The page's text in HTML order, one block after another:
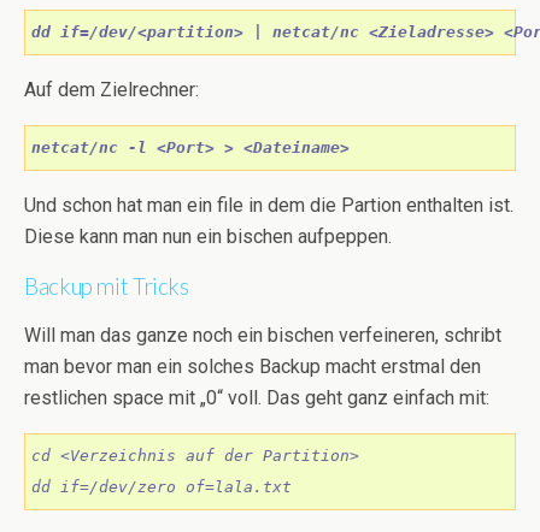
dd if=/dev/<partition> | netcat/nc <Zieladresse>
Auf dem Zielrechner:
netcat/nc -l <Port> > <Dateiname>
Und schon hat man ein file in dem die Partion enthalten ist.
Diese kann man nun ein bischen aufpeppen.
Backup mit Tricks
Will man das ganze noch ein bischen verfeineren, schribt
man bevor man ein solches Backup macht erstmal den
restlichen space mit „0“ voll. Das geht ganz einfach mit:
cd <Verzeichnis auf der Partition>
dd if=/dev/zero of=lala.txt